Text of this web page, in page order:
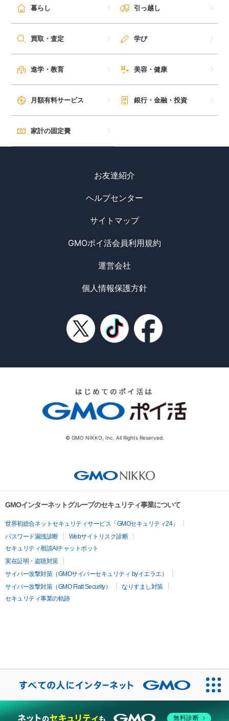
暮らし 引っ越し
買取・査定 学び
進学・教育 美容・健康
月額有料サービス 銀行・金融・投資
家計の固定費
お友達紹介
ヘルプセンター
サイトマップ
GMOポイ活会員利用規約
運営会社
個人情報保護方針
© GMO NIKKO, Inc. All Rights Reserved.
GMOインターネットグループのセキュリティ事業について
世界初総合ネットセキュリティサービス「GMOセキュリティ24」
パスワード漏洩診断
Webサイトリスク診断
セキュリティ相談AIチャットボット
実在証明・盗聴対策
サイバー攻撃対策（GMOサイバーセキュリティ byイエラエ）
サイバー攻撃対策（GMO Flatt Security）
なりすまし対策
セキュリティ事業の軌跡
無料診断